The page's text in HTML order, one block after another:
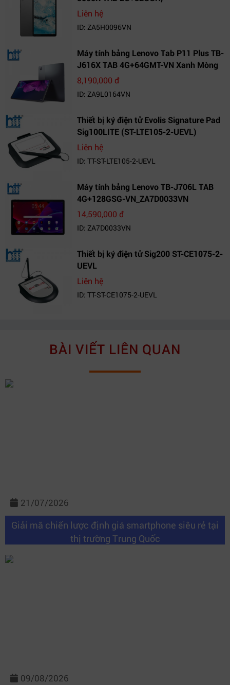
VN_ZA5H0096VN
Liên hệ
ID: ZA5H0096VN
Máy tính bảng Lenovo Tab P11 Plus TB-
J616X TAB 4G+64GMT-VN Xanh Mòng
Két_ZA9L0164VN
8,190,000 đ
ID: ZA9L0164VN
Thiết bị ký điện tử Evolis Signature Pad
Sig100LITE (ST-LTE105-2-UEVL)
Liên hệ
ID: TT-ST-LTE105-2-UEVL
Máy tính bảng Lenovo TB-J706L TAB
4G+128GSG-VN_ZA7D0033VN
14,590,000 đ
ID: ZA7D0033VN
Thiết bị ký điện tử Sig200 ST-CE1075-2-
UEVL
Liên hệ
ID: TT-ST-CE1075-2-UEVL
BÀI VIẾT LIÊN QUAN
21/07/2026
Giải mã chiến lược định giá smartphone siêu rẻ tại
thị trường Trung Quốc
09/08/2026